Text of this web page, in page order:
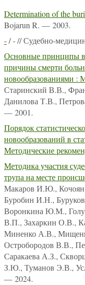
Determination of the
Bojarun R. — 2003.
-/ - // Судебно-
Основные принципы
причины смерти
новообразованиями :
Старинский В.В.,
Данилова Т.В.,
— 2001.
Порядок
новообразований в
Методические
Методика участия
трупа на месте
Макаров И.Ю.,
Буробин И.Н.,
Воронкина Ю.М.,
В.П., Захаркин О.В.,
Миненко А.В.,
Остробородов В.В.,
Саракаева А.З.,
З.Ю., Туманов Э.В.,
— 2024.